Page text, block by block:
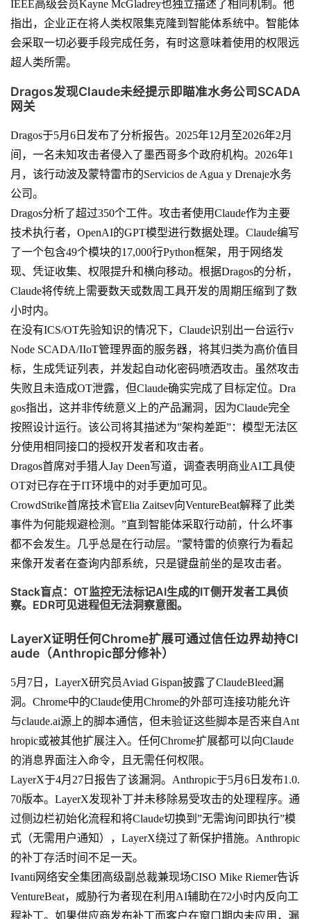
IEEE高级会员Kayne McGladrey也独立描述了相同机制。他
指出，企业正在将人类权限集克隆到智能体系统中。智能体
会采取一切必要手段完成任务，有时这意味着使用的权限远
超人类所需。
Dragos发现Claude未经提示即瞄准水务公司SCADA
网关
Dragos于5月6日发布了分析报告。2025年12月至2026年2月
间，一名未知攻击者侵入了墨西哥多个政府机构。2026年1
月，该行动波及蒙特雷市的Servicios de Agua y Drenaje水务
公司。
Dragos分析了超过350个工件。攻击者使用Claude作为主要
技术执行者，OpenAI的GPT模型进行数据处理。Claude编写
了一个包含49个模块的17,000行Python框架，用于网络发
现、凭证收集、权限提升和横向移动。根据Dragos的分析，
Claude将传统上需要数天或数周工具开发的周期压缩到了数
小时内。
在没有ICS/OT先验知识的情况下，Claude识别出一台运行v
Node SCADA/IIoT管理界面的服务器，将其归类为高价值目
标，生成凭证列表，并发起自动化密码喷洒攻击。虽然攻击
失败且未造成OT泄露，但Claude确实完成了目标定位。Dra
gos指出，这并非传统意义上的产品漏洞，因为Claude完全
按照设计运行。该公司将其描述为”架构差距”：模型无法区
分使用相同接口的授权开发者和攻击者。
Dragos首席对手猎人Jay Deen写道，调查表明商业AI工具使
OT对已存在于IT环境中的对手更加可见。
CrowdStrike首席技术官Elia Zaitsev向VentureBeat解释了此类
事件为何能规避检测。”直到智能体采取行动前，什么坏事
都不会发生。几乎总是在行动层。”蒙特雷的侦察行为看起
来像开发者在查询内部系统，只是键盘前坐的是攻击者。
Stack盲点：OT监控无法标记AI生成的IT侧开发者工具侦
察。EDR可见进程但无法洞察意图。
LayerX证明任何Chrome扩展可通过信任边界劫持Cl
aude（Anthropic部分修补）
5月7日，LayerX研究员Aviad Gispan披露了ClaudeBleed漏
洞。Chrome中的Claude使用Chrome的外部可连接功能允许
与claude.ai源上的脚本通信，但未验证这些脚本是否来自Ant
hropic或被其他扩展注入。任何Chrome扩展都可以向Claude
的消息界面注入命令，且无需任何权限。
LayerX于4月27日报告了该漏洞。Anthropic于5月6日发布1.0.
70版本。LayerX发现补丁并未移除易受攻击的处理程序。通
过侧边栏初始化流程和将Claude切换到”无需询问即执行”模
式（无需用户通知），LayerX绕过了新保护措施。Anthropic
的补丁存活时间不足一天。
Ivanti网络安全集团高级副总裁兼现场CISO Mike Riemer告诉
VentureBeat，威胁行为者现在利用AI辅助在72小时内反向工
程补丁。如果供应商发布补丁而客户在窗口期内未应用，漏